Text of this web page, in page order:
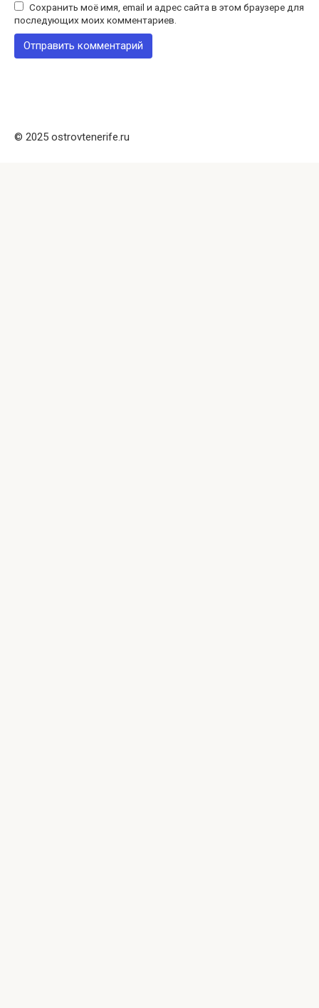
Сохранить моё имя, email и адрес сайта в этом браузере для
последующих моих комментариев.
© 2025 ostrovtenerife.ru